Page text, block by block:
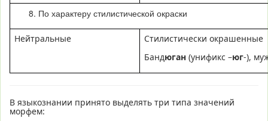
По характеру стилистической окраски
Нейтральные
Стилистически окрашенные
Бандюган(унификс –юг-),
В языкознании принято выделять три типа значений
морфем: